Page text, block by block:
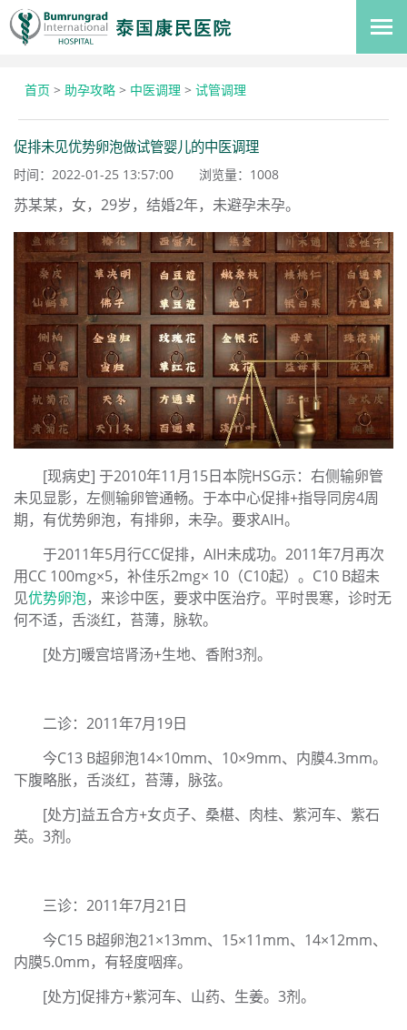
首页 > 助孕攻略 > 中医调理 > 试管调理
促排未见优势卵泡做试管婴儿的中医调理
时间：2022-01-25 13:57:00 浏览量： 1008
苏某某，女，29岁，结婚2年，未避孕未孕。
[现病史] 于2010年11月15日本院HSG示：右侧输卵管
未见显影，左侧输卵管通畅。于本中心促排+指导同房4周
期，有优势卵泡，有排卵，未孕。要求AIH。
于2011年5月行CC促排，AIH未成功。2011年7月再次
用CC 100mg×5，补佳乐2mg× 10（C10起）。C10 B超未
见优势卵泡，来诊中医，要求中医治疗。平时畏寒，诊时无
何不适，舌淡红，苔薄，脉软。
[处方]暖宫培肾汤+生地、香附3剂。
二诊：2011年7月19日
今C13 B超卵泡14×10mm、10×9mm、内膜4.3mm。
下腹略胀，舌淡红，苔薄，脉弦。
[处方]益五合方+女贞子、桑椹、肉桂、紫河车、紫石
英。3剂。
三诊：2011年7月21日
今C15 B超卵泡21×13mm、15×11mm、14×12mm、
内膜5.0mm，有轻度咽痒。
[处方]促排方+紫河车、山药、生姜。3剂。